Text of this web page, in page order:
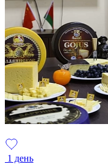
1 день